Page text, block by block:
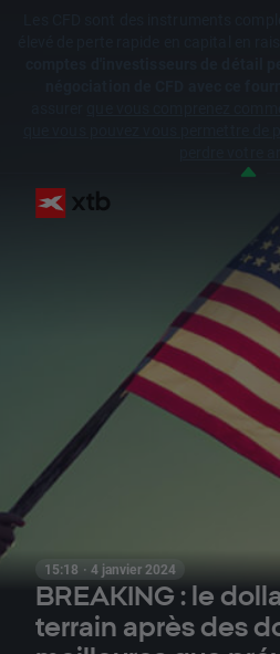
15:18 · 4 janvier 2024
BREAKING : le
terrain après des